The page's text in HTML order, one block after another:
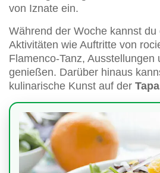
von Iznate ein.
Während der Woche kannst du
Aktivitäten wie Auftritte von
Flamenco-Tanz, Ausstellungen
genießen. Darüber hinaus
kulinarische Kunst auf der